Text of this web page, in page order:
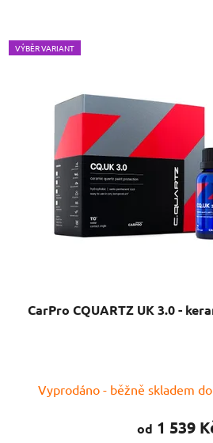
VÝBĚR VARIANT
CarPro CQUARTZ UK 3.0 -
Vyprodáno - běžně skladem
od 1 539